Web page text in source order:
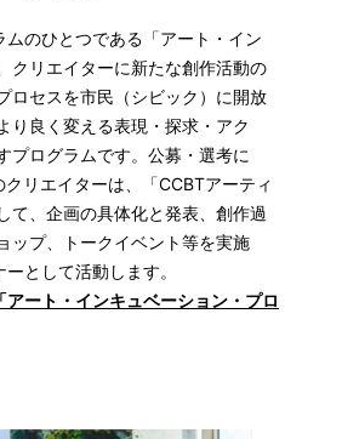
のひとつである「アート・イン
クリエイターに新たな創作活動の
ロセスを市民（シビック）に開放
り良く変える表現・探求・アク
プログラムです。公募・選考に
リエイターは、「CCBTアーティ
て、企画の具体化と発表、創作過
ップ、トークイベント等を実施
として活動します。
ート・インキュベーション・プロ